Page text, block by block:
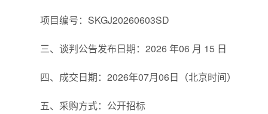
项目编号：SKGJ20260603SD
三、谈判公告发布日期：2026 年06 月 15 日
四、成交日期：2026年07月06日（北京时间）
五、采购方式：公开招标